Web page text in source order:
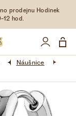
prodejnu Hodinek
12 hod.
Náušnice